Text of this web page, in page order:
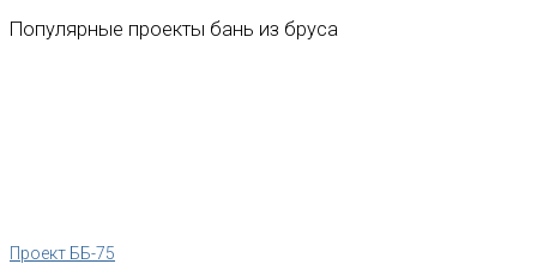
Популярные проекты бань из бруса
Проект ББ-75